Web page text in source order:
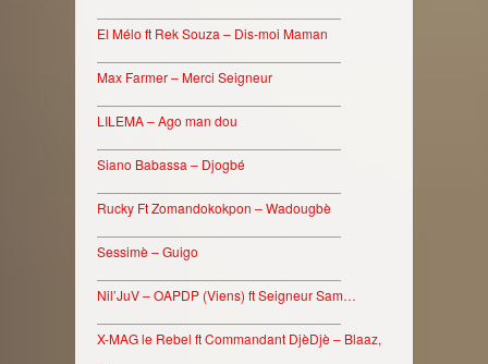
El Mélo ft Rek Souza – Dis-moi Maman
Max Farmer – Merci Seigneur
LILEMA – Ago man dou
Siano Babassa – Djogbé
Rucky Ft Zomandokokpon – Wadougbè
Sessimè – Guigo
Nil’JuV – OAPDP (Viens) ft Seigneur Sam…
X-MAG le Rebel ft Commandant DjèDjè – Blaaz,
…